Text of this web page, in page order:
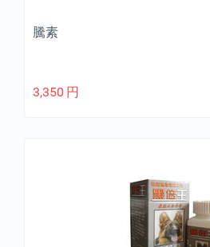
騰素
3,350 円